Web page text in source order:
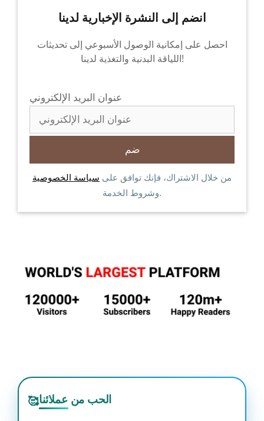
انضم إلى النشرة الإخبارية لدينا
احصل على إمكانية الوصول الأسبوعي إلى تحديثات
اللياقة البدنية والتغذية لدينا!
عنوان البريد الإلكتروني
من خلال الاشتراك، فإنك توافق على سياسة الخصوصية
وشروط الخدمة.
🥰الحب من عملائنا